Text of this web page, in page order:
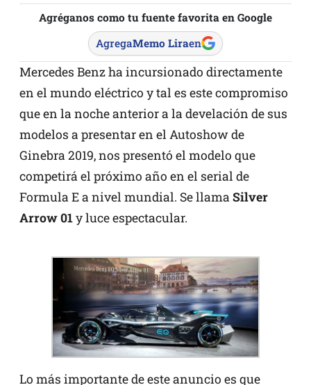
Agréganos como tu fuente favorita en Google
AgregaMemo Liraen
Mercedes Benz ha incursionado directamente
en el mundo eléctrico y tal es este compromiso
que en la noche anterior a la develación de sus
modelos a presentar en el Autoshow de
Ginebra 2019, nos presentó el modelo que
competirá el próximo año en el serial de
Formula E a nivel mundial. Se llama Silver
Arrow 01y luce espectacular.
Lo más importante de este anuncio es que